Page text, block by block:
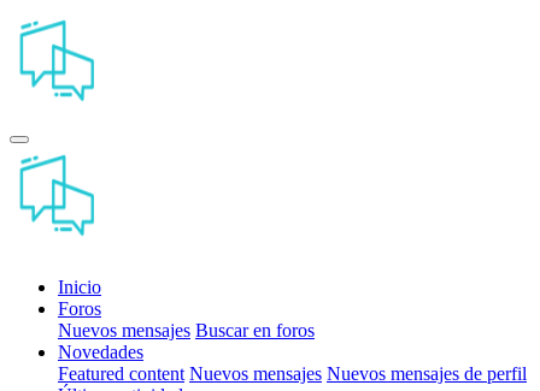
Inicio
Foros
Nuevos mensajes Buscar en foros
Novedades
Featured content Nuevos mensajes Nuevos mensajes de perfil